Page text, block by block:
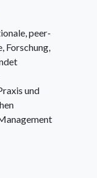
peer-
Forschung,
und